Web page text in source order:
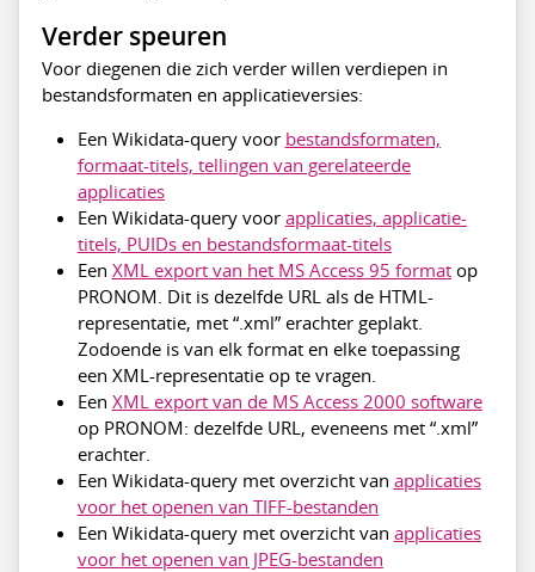
Verder speuren
Voor diegenen die zich verder willen verdiepen in
bestandsformaten en applicatieversies:
Een Wikidata-query voor bestandsformaten,
formaat-titels, tellingen van gerelateerde
applicaties
Een Wikidata-query voor applicaties, applicatie-
titels, PUIDs en bestandsformaat-titels
Een XML export van het MS Access 95 formatop
PRONOM. Dit is dezelfde URL als de HTML-
representatie, met “.xml” erachter geplakt.
Zodoende is van elk format en elke toepassing
een XML-representatie op te vragen.
Een XML export van de MS Access 2000 software
op PRONOM: dezelfde URL, eveneens met “.xml”
erachter.
Een Wikidata-query met overzicht van applicaties
voor het openen van TIFF-bestanden
Een Wikidata-query met overzicht van applicaties
voor het openen van JPEG-bestanden